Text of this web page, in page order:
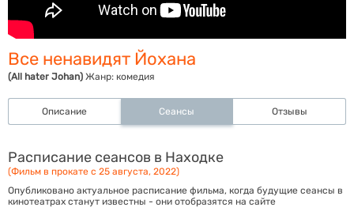
Все ненавидят Йохана
(All hater Johan) Жанр: комедия
Описание Сеансы Отзывы
Расписание сеансов в Находке
(Фильм в прокате с 25 августа, 2022)
Опубликовано актуальное расписание фильма, когда будущие сеансы в
кинотеатрах станут известны - они отобразятся на сайте